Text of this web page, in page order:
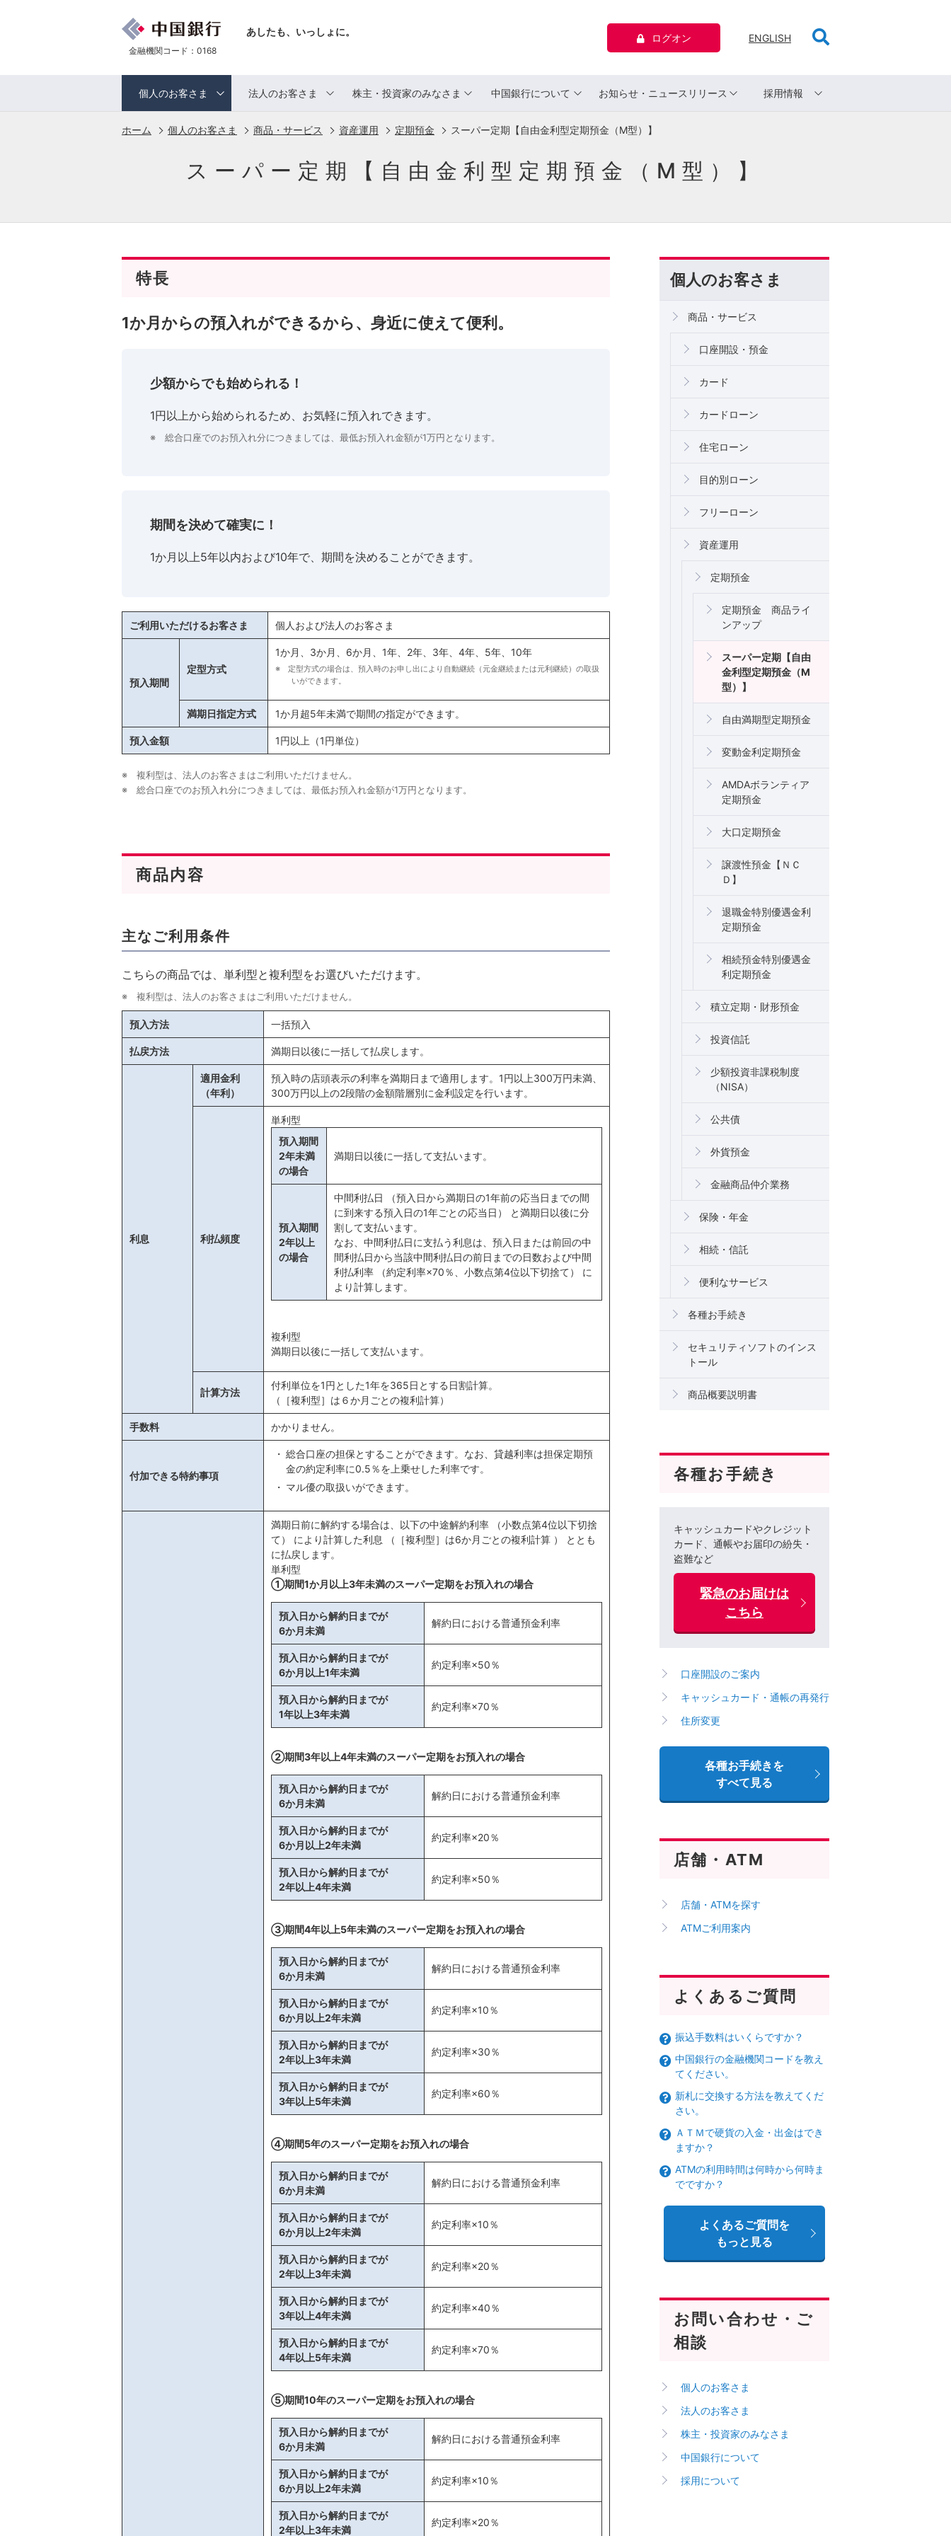
あしたも、いっしょに。
金融機関コード：0168
ログオン ENGLISH
個人のお客さま 法人のお客さま 株主・投資家のみなさま 中国銀行について お知らせ・ニュースリリース 採用情報
ホーム 個人のお客さま 商品・サービス 資産運用 定期預金 スーパー定期【自由金利型定期預金（M型）】
スーパー定期【自由金利型定期預金（M型）】
特長
1か月からの預入れができるから、身近に使えて便利。
少額からでも始められる！
1円以上から始められるため、お気軽に預入れできます。
※ 総合口座でのお預入れ分につきましては、最低お預入れ金額が1万円となります。
期間を決めて確実に！
1か月以上5年以内および10年で、期間を決めることができます。
ご利用いただけるお客さま 個人および法人のお客さま
預入期間
定型方式
1か月、3か月、6か月、1年、2年、3年、4年、5年、10年
※ 定型方式の場合は、預入時のお申し出により自動継続（元金継続または元利継続）の取扱
いができます。
満期日指定方式 1か月超5年未満で期間の指定ができます。
預入金額 1円以上（1円単位）
※ 複利型は、法人のお客さまはご利用いただけません。
※ 総合口座でのお預入れ分につきましては、最低お預入れ金額が1万円となります。
商品内容
主なご利用条件
こちらの商品では、単利型と複利型をお選びいただけます。
※ 複利型は、法人のお客さまはご利用いただけません。
預入方法 一括預入
払戻方法 満期日以後に一括して払戻します。
利息
適用金利
（年利）
預入時の店頭表示の利率を満期日まで適用します。1円以上300万円未満、
300万円以上の2段階の金額階層別に金利設定を行います。
利払頻度
単利型
預入期間
2年未満
の場合
満期日以後に一括して支払います。
預入期間
2年以上
の場合
中間利払日 （預入日から満期日の1年前の応当日までの間
に到来する預入日の1年ごとの応当日） と満期日以後に分
割して支払います。
なお、中間利払日に支払う利息は、預入日または前回の中
間利払日から当該中間利払日の前日までの日数および中間
利払利率 （約定利率×70％、小数点第4位以下切捨て） に
より計算します。
複利型
満期日以後に一括して支払います。
計算方法
付利単位を1円とした1年を365日とする日割計算。
（［複利型］は６か月ごとの複利計算）
手数料 かかりません。
付加できる特約事項
総合口座の担保とすることができます。なお、貸越利率は担保定期預
金の約定利率に0.5％を上乗せした利率です。
マル優の取扱いができます。
満期日前に解約する場合は、以下の中途解約利率 （小数点第4位以下切捨
て） により計算した利息 （［複利型］は6か月ごとの複利計算 ） ととも
に払戻します。
単利型
①期間1か月以上3年未満のスーパー定期をお預入れの場合
預入日から解約日までが
6か月未満
解約日における普通預金利率
預入日から解約日までが
6か月以上1年未満
約定利率×50％
預入日から解約日までが
1年以上3年未満
約定利率×70％
②期間3年以上4年未満のスーパー定期をお預入れの場合
預入日から解約日までが
6か月未満
解約日における普通預金利率
預入日から解約日までが
6か月以上2年未満
約定利率×20％
預入日から解約日までが
2年以上4年未満
約定利率×50％
③期間4年以上5年未満のスーパー定期をお預入れの場合
預入日から解約日までが
6か月未満
解約日における普通預金利率
預入日から解約日までが
6か月以上2年未満
約定利率×10％
預入日から解約日までが
2年以上3年未満
約定利率×30％
預入日から解約日までが
3年以上5年未満
約定利率×60％
④期間5年のスーパー定期をお預入れの場合
預入日から解約日までが
6か月未満
解約日における普通預金利率
預入日から解約日までが
6か月以上2年未満
約定利率×10％
預入日から解約日までが
2年以上3年未満
約定利率×20％
預入日から解約日までが
3年以上4年未満
約定利率×40％
預入日から解約日までが
4年以上5年未満
約定利率×70％
⑤期間10年のスーパー定期をお預入れの場合
預入日から解約日までが
6か月未満
解約日における普通預金利率
預入日から解約日までが
6か月以上2年未満
約定利率×10％
預入日から解約日までが
2年以上3年未満
約定利率×20％
個人のお客さま
商品・サービス
口座開設・預金
カード
カードローン
住宅ローン
目的別ローン
フリーローン
資産運用
定期預金
定期預金 商品ライ
ンアップ
スーパー定期【自由
金利型定期預金（M
型）】
自由満期型定期預金
変動金利定期預金
AMDAボランティア
定期預金
大口定期預金
譲渡性預金【ＮＣ
Ｄ】
退職金特別優遇金利
定期預金
相続預金特別優遇金
利定期預金
積立定期・財形預金
投資信託
少額投資非課税制度
（NISA）
公共債
外貨預金
金融商品仲介業務
保険・年金
相続・信託
便利なサービス
各種お手続き
セキュリティソフトのインス
トール
商品概要説明書
各種お手続き
キャッシュカードやクレジット
カード、通帳やお届印の紛失・
盗難など
緊急のお届けは
こちら
口座開設のご案内
キャッシュカード・通帳の再発行
住所変更
各種お手続きを
すべて見る
店舗・ATM
店舗・ATMを探す
ATMご利用案内
よくあるご質問
振込手数料はいくらですか？
中国銀行の金融機関コードを教え
てください。
新札に交換する方法を教えてくだ
さい。
ＡＴＭで硬貨の入金・出金はでき
ますか？
ATMの利用時間は何時から何時ま
でですか？
よくあるご質問を
もっと見る
お問い合わせ・ご
相談
個人のお客さま
法人のお客さま
株主・投資家のみなさま
中国銀行について
採用について